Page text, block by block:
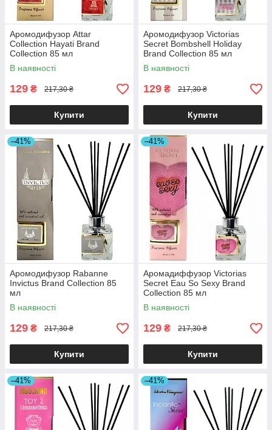
Аромодифузор Attar
Collection Hayati Brand
Collection 85 мл
В наявності
129 ₴ 217,30 ₴
Купити
Аромодифузор Victorias
Secret Bombshell Holiday
Brand Collection 85 мл
В наявності
129 ₴ 217,30 ₴
Купити
–41%
Аромодифузор Rabanne
Invictus Brand Collection 85
мл
В наявності
129 ₴ 217,30 ₴
Купити
–41%
Аромадиффузор Victorias
Secret Eau So Sexy Brand
Collection 85 мл
В наявності
129 ₴ 217,30 ₴
Купити
–41% –41%